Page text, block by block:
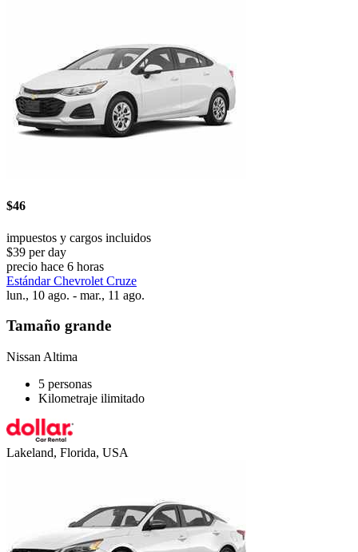
$46
impuestos y cargos incluidos
$39 per day
precio hace 6 horas
Estándar Chevrolet Cruze
lun., 10 ago. - mar., 11 ago.
Tamaño grande
Nissan Altima
5 personas
Kilometraje ilimitado
Lakeland, Florida, USA